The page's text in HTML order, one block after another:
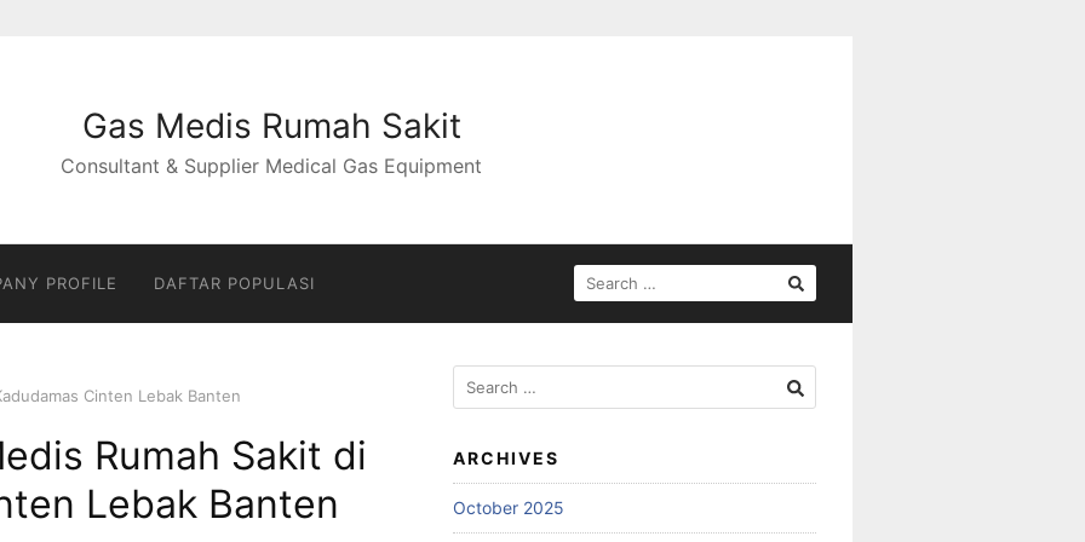
Gas Medis Rumah Sakit
Consultant & Supplier Medical Gas Equipment
PROFILE DAFTAR POPULASI
SEARCH
FOR:
Cinten Lebak Banten
Rumah Sakit di
Lebak Banten
Search
for:
ARCHIVES
October 2025